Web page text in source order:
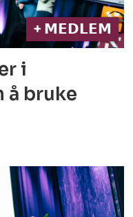
+ 𝗠𝗘𝗗𝗟𝗘𝗠
i
å bruke